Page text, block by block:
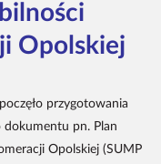
Opolskiej
przygotowania
dokumentu pn. Plan
Opolskiej (SUMP